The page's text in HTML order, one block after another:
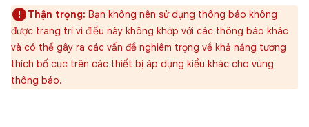
Thận trọng: Bạn không nên sử dụng thông báo không
được trang trí vì điều này không khớp với các thông báo khác
và có thể gây ra các vấn đề nghiêm trọng về khả năng tương
thích bố cục trên các thiết bị áp dụng kiểu khác cho vùng
thông báo.